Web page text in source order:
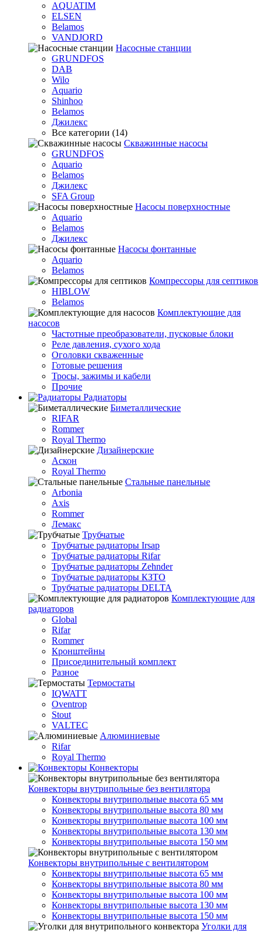
AQUATIM
ELSEN
Belamos
VANDJORD
Насосные станции
GRUNDFOS
DAB
Wilo
Aquario
Shinhoo
Belamos
Джилекс
Все категории (14)
Скважинные насосы
GRUNDFOS
Aquario
Belamos
Джилекс
SFA Group
Насосы поверхностные
Aquario
Belamos
Джилекс
Насосы фонтанные
Aquario
Belamos
Компрессоры для септиков
HIBLOW
Belamos
Комплектующие для
насосов
Частотные преобразователи, пусковые блоки
Реле давления, сухого хода
Оголовки скваженные
Готовые решения
Тросы, зажимы и кабели
Прочие
Радиаторы
Биметаллические
RIFAR
Rommer
Royal Thermo
Дизайнерские
Аскон
Royal Thermo
Стальные панельные
Arbonia
Axis
Rommer
Лемакс
Трубчатые
Трубчатые радиаторы Irsap
Трубчатые радиаторы Rifar
Трубчатые радиаторы Zehnder
Трубчатые радиаторы КЗТО
Трубчатые радиаторы DELTA
Комплектующие для
радиаторов
Global
Rifar
Rommer
Кронштейны
Присоединительный комплект
Разное
Термостаты
IQWATT
Oventrop
Stout
VALTEC
Алюминиевые
Rifar
Royal Thermo
Конвекторы
Конвекторы внутрипольные без вентилятора
Конвекторы внутрипольные высота 65 мм
Конвекторы внутрипольные высота 80 мм
Конвекторы внутрипольные высота 100 мм
Конвекторы внутрипольные высота 130 мм
Конвекторы внутрипольные высота 150 мм
Конвекторы внутрипольные с вентилятором
Конвекторы внутрипольные высота 65 мм
Конвекторы внутрипольные высота 80 мм
Конвекторы внутрипольные высота 100 мм
Конвекторы внутрипольные высота 130 мм
Конвекторы внутрипольные высота 150 мм
Уголки для